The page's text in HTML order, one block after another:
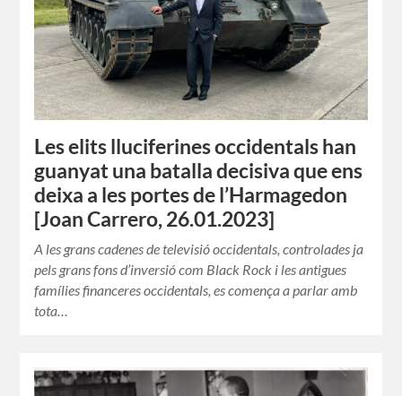
Les elits lluciferines occidentals han
guanyat una batalla decisiva que ens
deixa a les portes de l’Harmagedon
[Joan Carrero, 26.01.2023]
A les grans cadenes de televisió occidentals, controlades ja
pels grans fons d’inversió com Black Rock i les antigues
famílies financeres occidentals, es comença a parlar amb
tota…